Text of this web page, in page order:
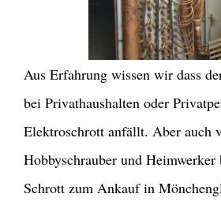
Aus Erfahrung wissen wir dass
bei Privathaushalten oder
Elektroschrott anfällt. Aber auch
Hobbyschrauber und Heimwerker
Schrott zum Ankauf in